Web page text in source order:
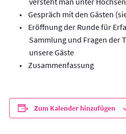
Gespräch mit den Gästen
Eröffnung der Runde für
Sammlung und Fragen der
unsere Gäste
Zusammenfassung
Zum Kalender hinzufügen